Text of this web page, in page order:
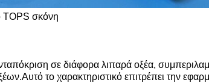
TOPS σκόνη
σε διάφορα λιπαρά οξέα,
το χαρακτηριστικό επιτρέπει την